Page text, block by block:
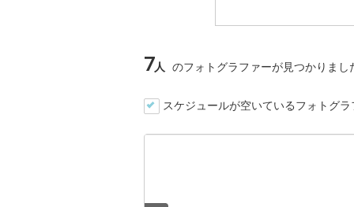
7人 のフォトグラファーが見つかりまし
スケジュールが空いているフォトグ